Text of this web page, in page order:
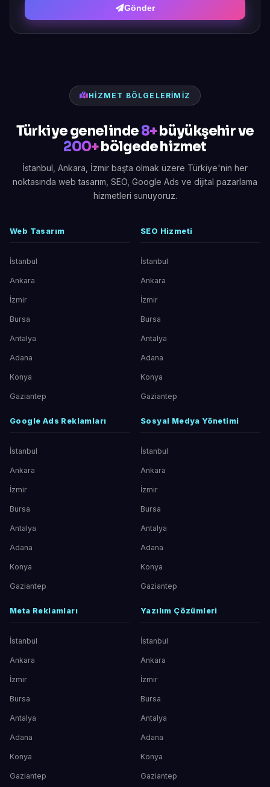
Gönder
HIZMET BÖLGELERIMIZ
Türkiye genelinde8+büyükşehir ve
200+bölgede hizmet
İstanbul, Ankara, İzmir başta olmak üzere Türkiye'nin her
noktasında web tasarım, SEO, Google Ads ve dijital pazarlama
hizmetleri sunuyoruz.
Web Tasarım
İstanbul
Ankara
İzmir
Bursa
Antalya
Adana
Konya
Gaziantep
SEO Hizmeti
İstanbul
Ankara
İzmir
Bursa
Antalya
Adana
Konya
Gaziantep
Google Ads Reklamları
İstanbul
Ankara
İzmir
Bursa
Antalya
Adana
Konya
Gaziantep
Sosyal Medya Yönetimi
İstanbul
Ankara
İzmir
Bursa
Antalya
Adana
Konya
Gaziantep
Meta Reklamları
İstanbul
Ankara
İzmir
Bursa
Antalya
Adana
Konya
Gaziantep
Yazılım Çözümleri
İstanbul
Ankara
İzmir
Bursa
Antalya
Adana
Konya
Gaziantep